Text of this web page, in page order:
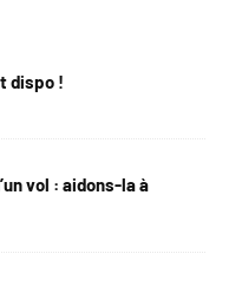
dispo !
vol : aidons-la à